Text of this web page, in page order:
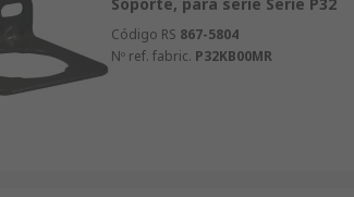
Código RS 867-5804
Nº ref. fabric. P32KB00MR